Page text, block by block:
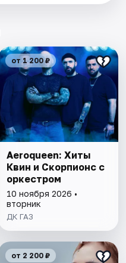
от 1 200 ₽
Aeroqueen: Хиты
Квин и Скорпионс с
оркестром
10 ноября 2026 •
вторник
ДК ГАЗ
от 2 200 ₽